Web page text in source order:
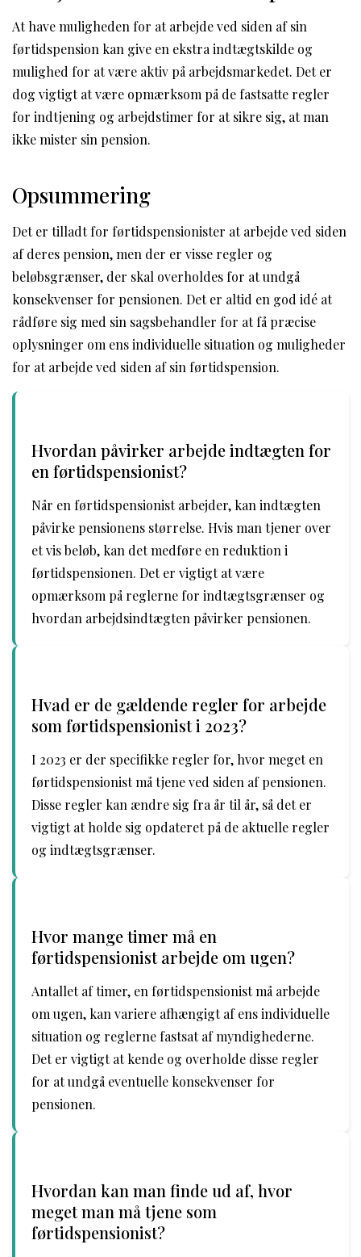
At have muligheden for at arbejde ved siden af sin
førtidspension kan give en ekstra indtægtskilde og
mulighed for at være aktiv på arbejdsmarkedet. Det er
dog vigtigt at være opmærksom på de fastsatte regler
for indtjening og arbejdstimer for at sikre sig, at man
ikke mister sin pension.
Opsummering
Det er tilladt for førtidspensionister at arbejde ved siden
af deres pension, men der er visse regler og
beløbsgrænser, der skal overholdes for at undgå
konsekvenser for pensionen. Det er altid en god idé at
rådføre sig med sin sagsbehandler for at få præcise
oplysninger om ens individuelle situation og muligheder
for at arbejde ved siden af sin førtidspension.
Hvordan påvirker arbejde indtægten for
en førtidspensionist?
Når en førtidspensionist arbejder, kan indtægten
påvirke pensionens størrelse. Hvis man tjener over
et vis beløb, kan det medføre en reduktion i
førtidspensionen. Det er vigtigt at være
opmærksom på reglerne for indtægtsgrænser og
hvordan arbejdsindtægten påvirker pensionen.
Hvad er de gældende regler for arbejde
som førtidspensionist i 2023?
I 2023 er der specifikke regler for, hvor meget en
førtidspensionist må tjene ved siden af pensionen.
Disse regler kan ændre sig fra år til år, så det er
vigtigt at holde sig opdateret på de aktuelle regler
og indtægtsgrænser.
Hvor mange timer må en
førtidspensionist arbejde om ugen?
Antallet af timer, en førtidspensionist må arbejde
om ugen, kan variere afhængigt af ens individuelle
situation og reglerne fastsat af myndighederne.
Det er vigtigt at kende og overholde disse regler
for at undgå eventuelle konsekvenser for
pensionen.
Hvordan kan man finde ud af, hvor
meget man må tjene som
førtidspensionist?